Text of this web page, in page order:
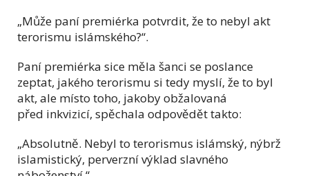
„Může paní premiérka potvrdit, že to nebyl akt
terorismu islámského?“.
Paní premiérka sice měla šanci se poslance
zeptat, jakého terorismu si tedy myslí, že to byl
akt, ale místo toho, jakoby obžalovaná
před inkvizicí, spěchala odpovědět takto:
„Absolutně. Nebyl to terorismus islámský, nýbrž
islamistický, perverzní výklad slavného